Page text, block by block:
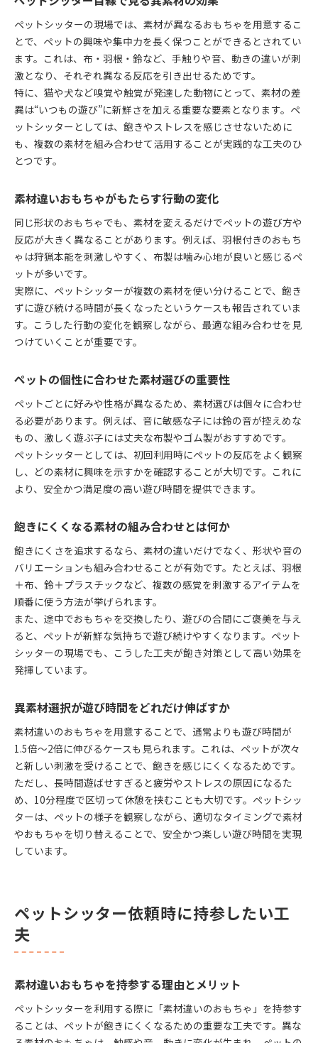
ペットシッターの現場では、素材が異なるおもちゃを用意するこ
とで、ペットの興味や集中力を長く保つことができるとされてい
ます。これは、布・羽根・鈴など、手触りや音、動きの違いが刺
激となり、それぞれ異なる反応を引き出せるためです。
特に、猫や犬など嗅覚や触覚が発達した動物にとって、素材の差
異は“いつもの遊び”に新鮮さを加える重要な要素となります。ペ
ットシッターとしては、飽きやストレスを感じさせないために
も、複数の素材を組み合わせて活用することが実践的な工夫のひ
とつです。
素材違いおもちゃがもたらす行動の変化
同じ形状のおもちゃでも、素材を変えるだけでペットの遊び方や
反応が大きく異なることがあります。例えば、羽根付きのおもち
ゃは狩猟本能を刺激しやすく、布製は噛み心地が良いと感じるペ
ットが多いです。
実際に、ペットシッターが複数の素材を使い分けることで、飽き
ずに遊び続ける時間が長くなったというケースも報告されていま
す。こうした行動の変化を観察しながら、最適な組み合わせを見
つけていくことが重要です。
ペットの個性に合わせた素材選びの重要性
ペットごとに好みや性格が異なるため、素材選びは個々に合わせ
る必要があります。例えば、音に敏感な子には鈴の音が控えめな
もの、激しく遊ぶ子には丈夫な布製やゴム製がおすすめです。
ペットシッターとしては、初回利用時にペットの反応をよく観察
し、どの素材に興味を示すかを確認することが大切です。これに
より、安全かつ満足度の高い遊び時間を提供できます。
飽きにくくなる素材の組み合わせとは何か
飽きにくさを追求するなら、素材の違いだけでなく、形状や音の
バリエーションも組み合わせることが有効です。たとえば、羽根
＋布、鈴＋プラスチックなど、複数の感覚を刺激するアイテムを
順番に使う方法が挙げられます。
また、途中でおもちゃを交換したり、遊びの合間にご褒美を与え
ると、ペットが新鮮な気持ちで遊び続けやすくなります。ペット
シッターの現場でも、こうした工夫が飽き対策として高い効果を
発揮しています。
異素材選択が遊び時間をどれだけ伸ばすか
素材違いのおもちゃを用意することで、通常よりも遊び時間が
1.5倍～2倍に伸びるケースも見られます。これは、ペットが次々
と新しい刺激を受けることで、飽きを感じにくくなるためです。
ただし、長時間遊ばせすぎると疲労やストレスの原因になるた
め、10分程度で区切って休憩を挟むことも大切です。ペットシッ
ターは、ペットの様子を観察しながら、適切なタイミングで素材
やおもちゃを切り替えることで、安全かつ楽しい遊び時間を実現
しています。
ペットシッター依頼時に持参したい工
夫
素材違いおもちゃを持参する理由とメリット
ペットシッターを利用する際に「素材違いのおもちゃ」を持参す
ることは、ペットが飽きにくくなるための重要な工夫です。異な